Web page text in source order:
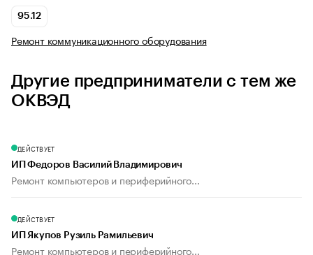
95.12
Ремонт коммуникационного оборудования
Другие предприниматели с тем же
ОКВЭД
ДЕЙСТВУЕТ
ИП Федоров Василий Владимирович
Ремонт компьютеров и периферийного...
ДЕЙСТВУЕТ
ИП Якупов Рузиль Рамильевич
Ремонт компьютеров и периферийного...